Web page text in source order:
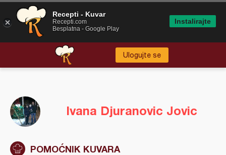
Ulogujte se
Ivana Djuranovic Jovic
POMOĆNIK KUVARA
Recepti - Kuvar
Recepti.com
Besplatna - Google Play
Instalirajte